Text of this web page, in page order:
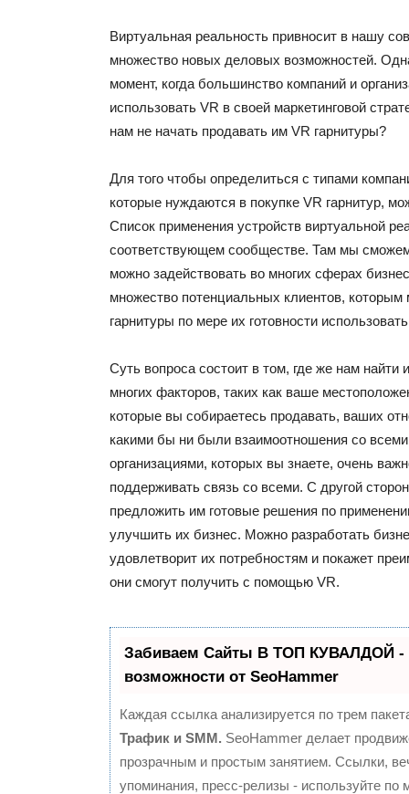
Виртуальная реальность привносит в нашу
множество новых деловых возможностей.
момент, когда большинство компаний и
использовать VR в своей маркетинговой
нам не начать продавать им VR гарнитуры?
Для того чтобы определиться с типами
которые нуждаются в покупке VR гарнитур,
Список применения устройств виртуальной
соответствующем сообществе. Там мы
можно задействовать во многих сферах
множество потенциальных клиентов,
гарнитуры по мере их готовности
Суть вопроса состоит в том, где же нам найти
многих факторов, таких как ваше
которые вы собираетесь продавать, ваших
какими бы ни были взаимоотношения со
организациями, которых вы знаете, очень
поддерживать связь со всеми. С другой
предложить им готовые решения по
улучшить их бизнес. Можно разработать
удовлетворит их потребностям и покажет
они смогут получить с помощью VR.
Забиваем Сайты В ТОП КУВАЛДОЙ -
возможности от SeoHammer
Каждая ссылка анализируется по трем
Трафик и SMM. SeoHammer делает
прозрачным и простым занятием. Ссылки,
упоминания, пресс-релизы - используйте по